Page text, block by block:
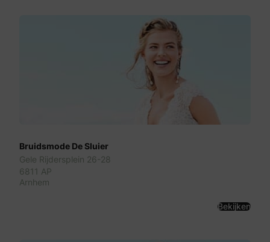
Bruidsmode De Sluier
Gele Rijdersplein 26-28
6811 AP
Arnhem
Bekijken